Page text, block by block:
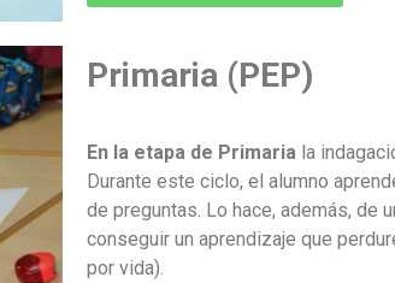
Primaria (PEP)
En la etapa de Primaria la
Durante este ciclo, el alumno
de preguntas. Lo hace, además, de
conseguir un aprendizaje que
por vida).